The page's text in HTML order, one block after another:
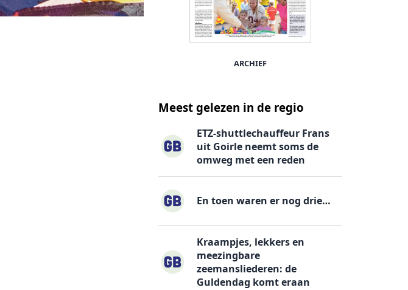
ARCHIEF
Meest gelezen in de regio
ETZ-shuttlechauffeur Frans
uit Goirle neemt soms de
omweg met een reden
En toen waren er nog drie…
Kraampjes, lekkers en
meezingbare
zeemansliederen: de
Guldendag komt eraan